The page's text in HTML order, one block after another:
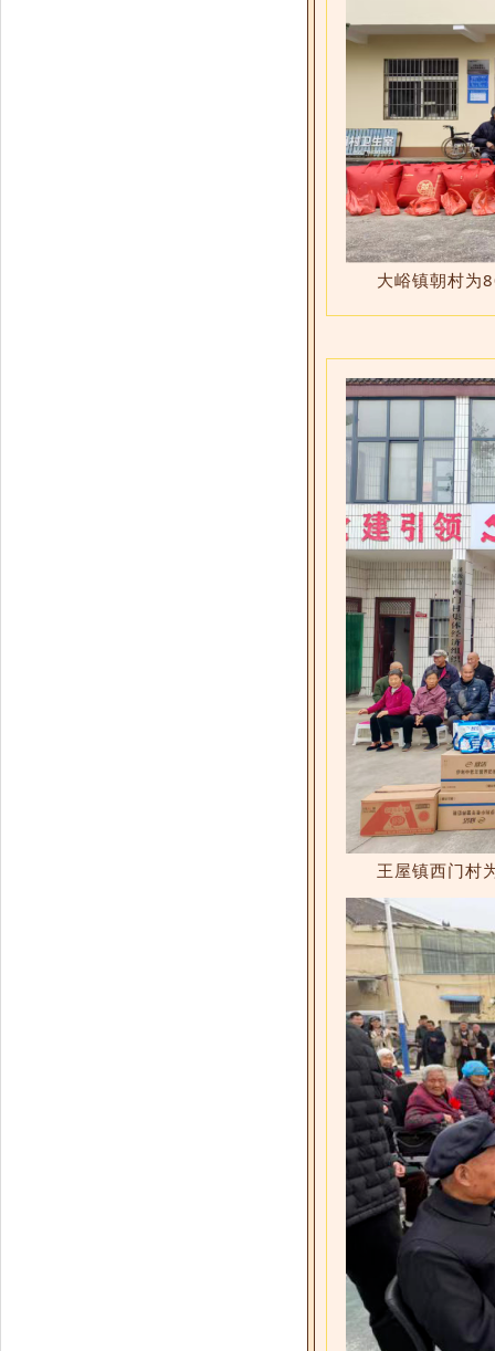
大峪镇朝村为
王屋镇西门村